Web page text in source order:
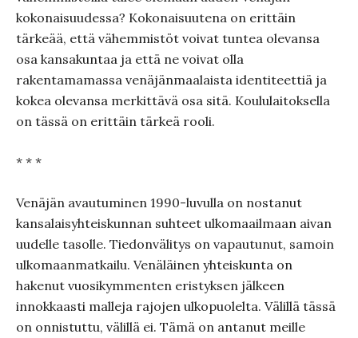
kokonaisuudessa? Kokonaisuutena on erittäin
tärkeää, että vähemmistöt voivat tuntea olevansa
osa kansakuntaa ja että ne voivat olla
rakentamamassa venäjänmaalaista identiteettiä ja
kokea olevansa merkittävä osa sitä. Koululaitoksella
on tässä on erittäin tärkeä rooli.
* * *
Venäjän avautuminen 1990-luvulla on nostanut
kansalaisyhteiskunnan suhteet ulkomaailmaan aivan
uudelle tasolle. Tiedonvälitys on vapautunut, samoin
ulkomaanmatkailu. Venäläinen yhteiskunta on
hakenut vuosikymmenten eristyksen jälkeen
innokkaasti malleja rajojen ulkopuolelta. Välillä tässä
on onnistuttu, välillä ei. Tämä on antanut meille